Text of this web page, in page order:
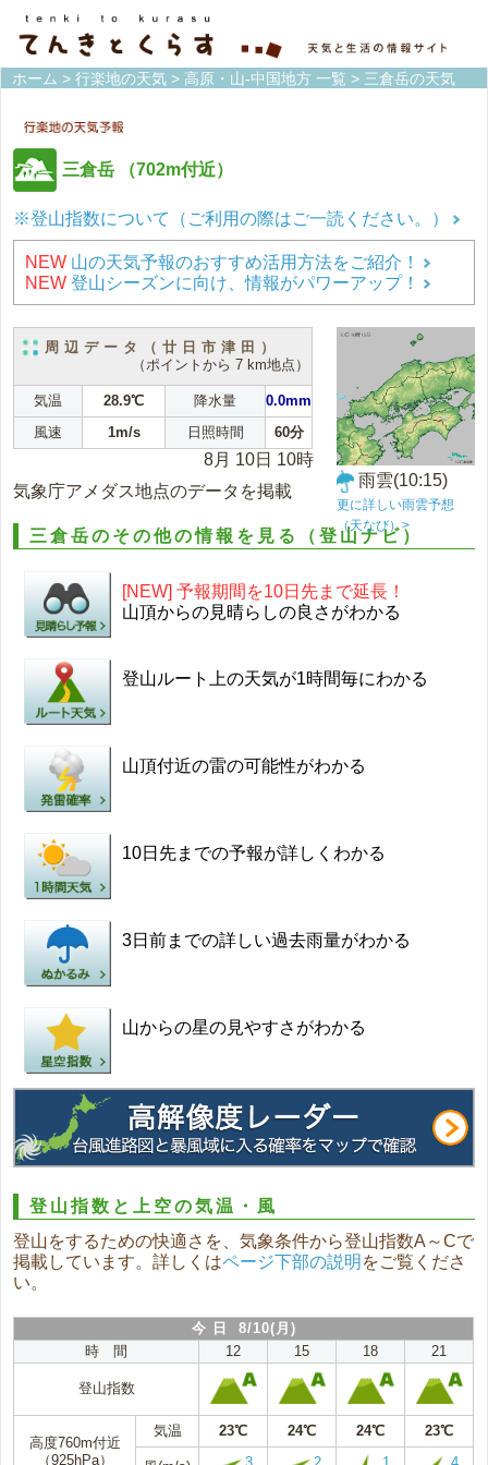
ホーム > 行楽地の天気 > 高原・山-中国地方 一覧 > 三倉岳の天気
三倉岳 （702m付近）
※登山指数について（ご利用の際はご一読ください。）
NEW 山の天気予報のおすすめ活用方法をご紹介！
NEW 登山シーズンに向け、情報がパワーアップ！
周辺データ（廿日市津田）
（ポイントから 7 km地点）
気温 28.9℃ 降水量
0.0mm
風速
1m/s 日照時間 60分
8月 10日 10時
気象庁アメダス地点のデータを掲載
雨雲(10:15)
更に詳しい雨雲予想
（天なび）>
三倉岳のその他の情報を見る（登山ナビ）
[NEW] 予報期間を10日先まで延長！
山頂からの見晴らしの良さがわかる
登山ルート上の天気が1時間毎にわかる
山頂付近の雷の可能性がわかる
10日先までの予報が詳しくわかる
3日前までの詳しい過去雨量がわかる
山からの星の見やすさがわかる
登山指数と上空の気温・風
登山をするための快適さを、気象条件から登山指数A～Cで
掲載しています。詳しくはページ下部の説明 をご覧くださ
い。
今 日 8/10(月)
時 間
12 15 18 21
登山指数
高度760m付近
（925hPa）
気温 23℃ 24℃ 24℃ 23℃